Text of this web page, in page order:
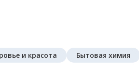
и красота Бытовая химия